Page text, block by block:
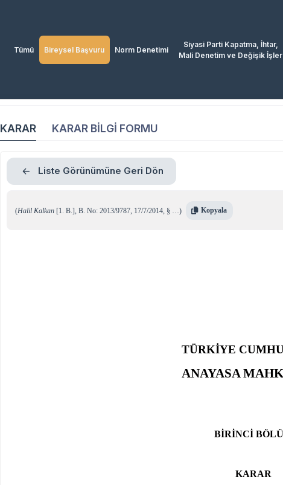
Tümü Bireysel Başvuru Norm Denetimi
Siyasi Parti Kapatma, İhtar,
Mali Denetim ve Değişik İşler
KARAR KARAR BİLGİ FORMU
Liste Görünümüne Geri Dön
(Halil Kalkan [1. B.], B. No: 2013/9787, 17/7/2014, § …) Kopyala